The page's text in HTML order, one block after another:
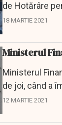
de Hotărâre
aprobarea...
18 MARTIE 2021
Ministerul
Ministerul
de joi, când a
12 MARTIE 2021